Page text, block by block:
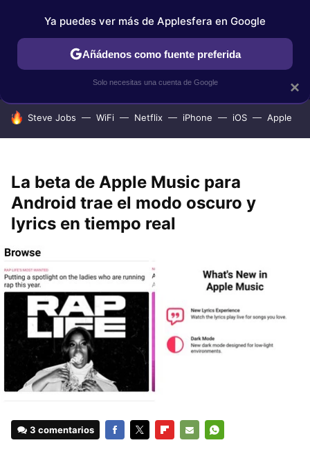
IPHONE TUTORIALES APPLESFERA SELECCIÓN
HOY SE HABLA DE
Steve Jobs WiFi Netflix iPhone iOS Apple
La beta de Apple Music para
Android trae el modo oscuro y
lyrics en tiempo real
3 comentarios
×
Ya puedes ver más de Applesfera en Google
Añádenos como fuente preferida
Solo necesitas una cuenta de Google